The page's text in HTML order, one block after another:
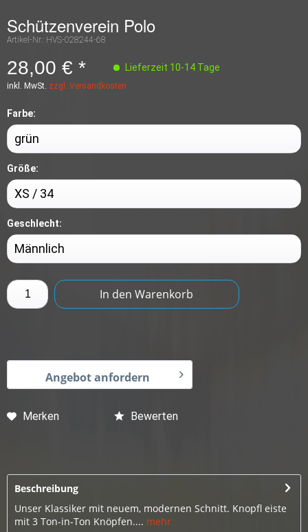
Schützenverein Polo
Artikel-Nr.: HVS-028244-68
28,00 € * Lieferzeit 10-14 Tage
inkl. MwSt. zzgl. Versandkosten
Farbe:
Größe:
Geschlecht:
In den Warenkorb
Angebot anfordern
Merken Bewerten
Beschreibung
Unser Klassiker mit neuem, modernen Schnitt. Knopfl eiste
mit 3 Ton-in-Ton Knöpfen.... mehr